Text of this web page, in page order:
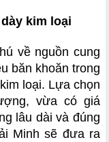
kim loại
về nguồn cung
băn khoăn trong
loại. Lựa chọn
vừa có giá
lâu dài và đúng
Minh sẽ đưa ra